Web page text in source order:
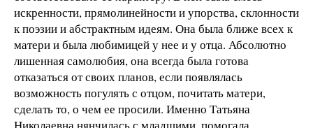
искренности, прямолинейности и упорства, склонности
к поэзии и абстрактным идеям. Она была ближе всех к
матери и была любимицей у нее и у отца. Абсолютно
лишенная самолюбия, она всегда была готова
отказаться от своих планов, если появлялась
возможность погулять с отцом, почитать матери,
сделать то, о чем ее просили. Именно Татьяна